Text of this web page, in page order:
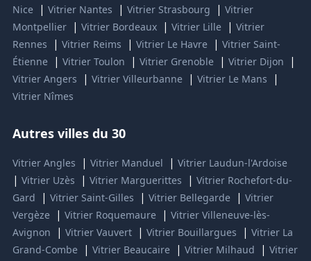
Nice
| Vitrier Nantes | Vitrier Strasbourg | Vitrier
Montpellier | Vitrier Bordeaux | Vitrier Lille | Vitrier
Rennes
| Vitrier Reims | Vitrier Le Havre | Vitrier Saint-
Étienne
| Vitrier Toulon | Vitrier Grenoble | Vitrier Dijon |
Vitrier Angers | Vitrier Villeurbanne | Vitrier Le Mans |
Vitrier Nîmes
Autres villes du 30
Vitrier Angles | Vitrier Manduel | Vitrier Laudun-l'Ardoise
| Vitrier Uzès | Vitrier Marguerittes | Vitrier Rochefort-du-
Gard
| Vitrier Saint-Gilles | Vitrier Bellegarde | Vitrier
Vergèze
| Vitrier Roquemaure | Vitrier Villeneuve-lès-
Avignon
| Vitrier Vauvert | Vitrier Bouillargues | Vitrier La
Grand-Combe
| Vitrier Beaucaire | Vitrier Milhaud | Vitrier